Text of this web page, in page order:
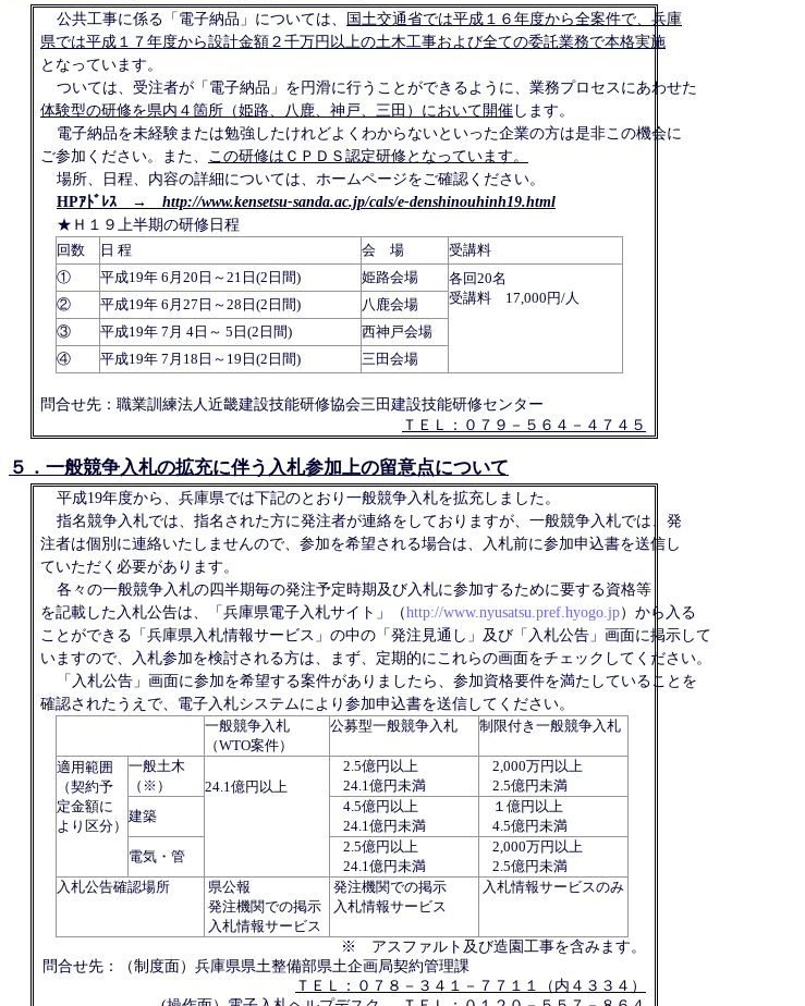
公共工事に係る「電子納品」については、
国土交通省では平成１６年度から全案件で、兵庫
県では平成１７年度から設計金額２千万円以上の土木工事および全ての委託業務で本格実施
となっています。
ついては、受注者が「電子納品」を円滑に行うことができるように、業務プロセスにあわせた
体験型の研修を県内４箇所（姫路、八鹿、神戸、三田）において開催 します。
電子納品を未経験または勉強したけれどよくわからないといった企業の方は是非この機会に
ご参加ください。また、 この研修はＣＰＤＳ認定研修となっています。
場所、日程、内容の詳細については、ホームページをご確認ください。
HPｱﾄﾞﾚｽ → http://www.kensetsu-sanda.ac.jp/cals/e-denshinouhinh19.html
★Ｈ１９上半期の研修日程
回数
日 程 会 場
受講料
①
平成19年 6月20日～21日(2日間) 姫路会場
各回20名
受講料 17,000円/人
② 平成19年 6月27日～28日(2日間)
八鹿会場
③
平成19年 7月 4日～ 5日(2日間)
西神戸会場
④
平成19年 7月18日～19日(2日間) 三田会場
問合せ先：職業訓練法人近畿建設技能研修協会三田建設技能研修センター
ＴＥＬ：０７９－５６４－４７４５
５．一般競争入札の拡充に伴う入札参加上の留意点について
平成19年度から、兵庫県では下記のとおり一般競争入札を拡充しました。
指名競争入札では、指名された方に発注者が連絡をしておりますが、一般競争入札では、発
注者は個別に連絡いたしませんので、参加を希望される場合は、入札前に参加申込書を送信し
ていただく必要があります。
各々の一般競争入札の四半期毎の発注予定時期及び入札に参加するために要する資格等
を記載した入札公告は、「兵庫県電子入札サイト」（http://www.nyusatsu.pref.hyogo.jp）から入る
ことができる「兵庫県入札情報サービス」の中の「発注見通し」及び「入札公告」画面に掲示して
いますので、入札参加を検討される方は、まず、定期的にこれらの画面をチェックしてください。
「入札公告」画面に参加を希望する案件がありましたら、参加資格要件を満たしていることを
確認されたうえで、電子入札システムにより参加申込書を送信してください。
一般競争入札
（WTO案件）
公募型一般競争入札 制限付き一般競争入札
適用範囲
（契約予
定金額に
より区分）
一般土木
（※）
24.1億円以上
2.5億円以上
24.1億円未満
2,000万円以上
2.5億円未満
建築
4.5億円以上
24.1億円未満
１億円以上
4.5億円未満
電気・管
2.5億円以上
24.1億円未満
2,000万円以上
2.5億円未満
入札公告確認場所
県公報
発注機関での掲示
入札情報サービス
発注機関での掲示
入札情報サービス
入札情報サービスのみ
※ アスファルト及び造園工事を含みます。
問合せ先：（制度面）兵庫県県土整備部県土企画局契約管理課
ＴＥＬ：０７８－３４１－７７１１（内４３３４）